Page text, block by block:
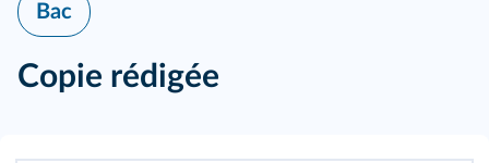
Bac
Copie rédigée